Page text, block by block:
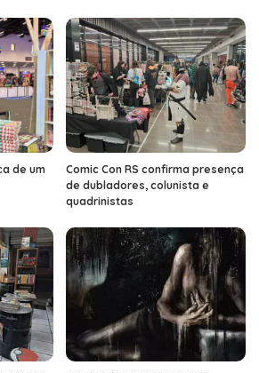
de um
Comic Con RS confirma presença
de dubladores, colunista e
quadrinistas